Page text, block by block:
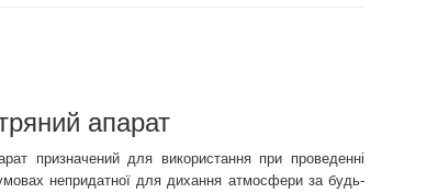
апарат
призначений для використання при проведенні
непридатної для дихання атмосфери за будь-